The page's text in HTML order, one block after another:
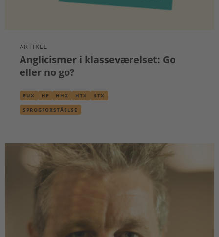
ARTIKEL
Anglicismer i klasseværelset: Go
eller no go?
EUX HF HHX HTX STX
SPROGFORSTÅELSE